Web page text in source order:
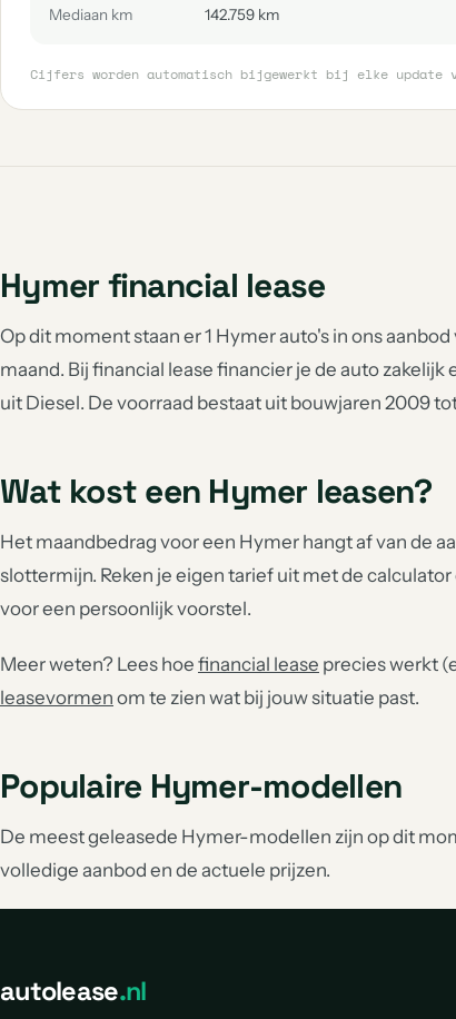
Mediaan km
142.759 km
Cijfers worden automatisch bijgewerkt bij elke
Hymer financial lease
Op dit moment staan er 1 Hymer auto's in ons
maand. Bij financial lease financier je de auto
uit Diesel. De voorraad bestaat uit bouwjaren 2009
Wat kost een Hymer leasen?
Het maandbedrag voor een Hymer hangt af van de
slottermijn. Reken je eigen tarief uit met de
voor een persoonlijk voorstel.
Meer weten? Lees hoe financial lease precies werkt
leasevormen om te zien wat bij jouw situatie past.
Populaire Hymer-modellen
De meest geleasede Hymer-modellen zijn op dit
volledige aanbod en de actuele prijzen.
autolease.nl